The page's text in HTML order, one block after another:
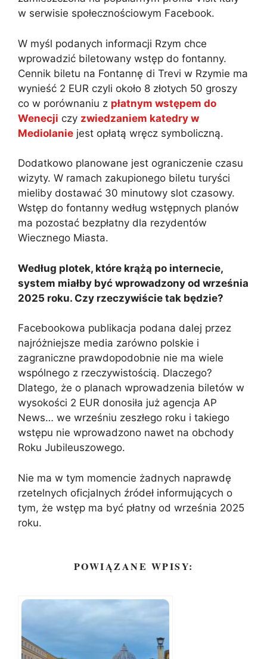
w serwisie społecznościowym Facebook.
W myśl podanych informacji Rzym chce
wprowadzić biletowany wstęp do fontanny.
Cennik biletu na Fontannę di Trevi w Rzymie ma
wynieść 2 EUR czyli około 8 złotych 50 groszy
co w porównaniu z płatnym wstępem do
Wenecji czy zwiedzaniem katedry w
Mediolanie jest opłatą wręcz symboliczną.
Dodatkowo planowane jest ograniczenie czasu
wizyty. W ramach zakupionego biletu turyści
mieliby dostawać 30 minutowy slot czasowy.
Wstęp do fontanny według wstępnych planów
ma pozostać bezpłatny dla rezydentów
Wiecznego Miasta.
Według plotek, które krążą po internecie,
system miałby być wprowadzony od września
2025 roku. Czy rzeczywiście tak będzie?
Facebookowa publikacja podana dalej przez
najróżniejsze media zarówno polskie i
zagraniczne prawdopodobnie nie ma wiele
wspólnego z rzeczywistością. Dlaczego?
Dlatego, że o planach wprowadzenia biletów w
wysokości 2 EUR donosiła już agencja AP
News… we wrześniu zeszłego roku i takiego
wstępu nie wprowadzono nawet na obchody
Roku Jubileuszowego.
Nie ma w tym momencie żadnych naprawdę
rzetelnych oficjalnych źródeł informujących o
tym, że wstęp ma być płatny od września 2025
roku.
POWIĄZANE WPISY: